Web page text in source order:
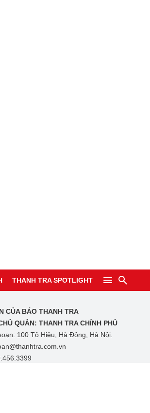
THANH TRA SPOTLIGHT
CỦA BÁO THANH TRA
QUẢN: THANH TRA CHÍNH PHỦ
100 Tô Hiệu, Hà Đông, Hà Nội.